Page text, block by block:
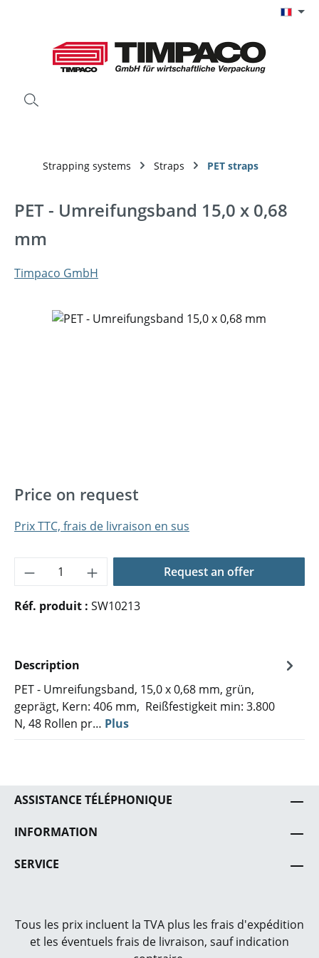
Strapping systems Straps PET straps
PET - Umreifungsband 15,0 x 0,68
mm
Timpaco GmbH
Ignorer la galerie d'images
Price on request
Prix TTC, frais de livraison en sus
Quantité de produit : Entrez la
Request an offer
Réf. produit : SW10213
Description
PET - Umreifungsband, 15,0 x 0,68 mm, grün,
geprägt, Kern: 406 mm, Reißfestigkeit min: 3.800
N, 48 Rollen pr… Plus
ASSISTANCE TÉLÉPHONIQUE
INFORMATION
SERVICE
Tous les prix incluent la TVA plus les frais d'expédition
et les éventuels frais de livraison, sauf indication